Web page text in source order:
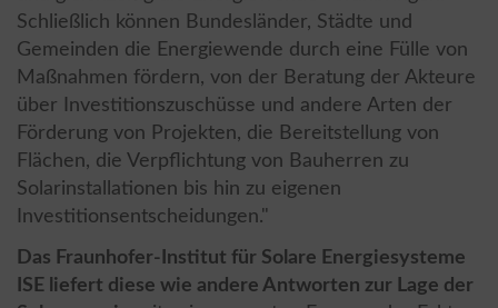
Schließlich können Bundesländer, Städte und
Gemeinden die Energiewende durch eine Fülle von
Maßnahmen fördern, von der Beratung der Akteure
über Investitionszuschüsse und andere Arten der
Förderung von Projekten, die Bereitstellung von
Flächen, die Verpflichtung von Bauherren zu
Solarinstallationen bis hin zu eigenen
Investitionsentscheidungen."
Das Fraunhofer-Institut für Solare Energiesysteme
ISE liefert diese wie andere Antworten zur Lage der